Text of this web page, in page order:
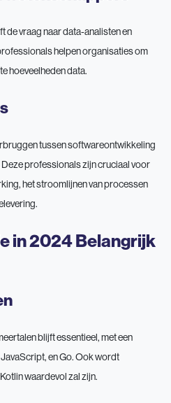
de vraag naar data-analisten en
helpen organisaties om
hoeveelheden data.
tussen softwareontwikkeling
professionals zijn cruciaal voor
het stroomlijnen van processen
in 2024 Belangrijk
blijft essentieel, met een
en Go. Ook wordt
waardevol zal zijn.